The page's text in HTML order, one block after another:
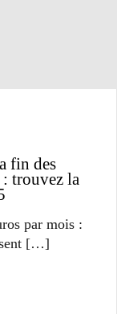
fin des
trouvez la
par mois :